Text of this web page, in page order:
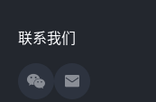
联系我们